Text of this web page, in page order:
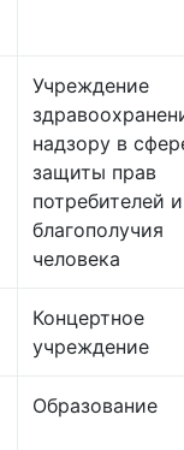
Учреждение
надзору в
защиты прав
потребителей и
благополучия
человека
Концертное
учреждение
Образование